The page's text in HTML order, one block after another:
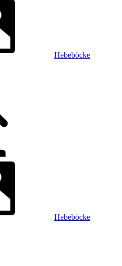
Hebeböcke
Hebeböcke